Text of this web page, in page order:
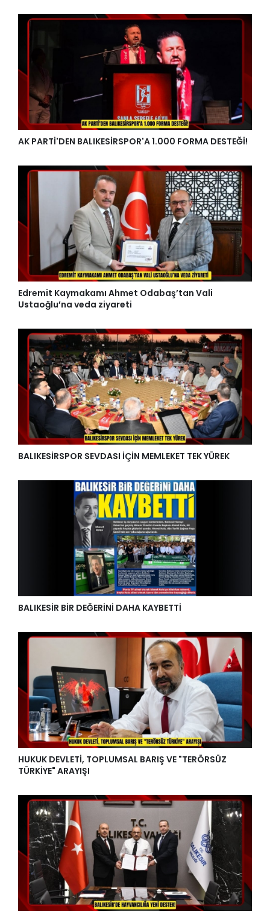
AK PARTİ'DEN BALIKESİRSPOR'A 1.000 FORMA DESTEĞİ!
Edremit Kaymakamı Ahmet Odabaş’tan Vali
Ustaoğlu’na veda ziyareti
BALIKESİRSPOR SEVDASI İÇİN MEMLEKET TEK YÜREK
BALIKESİR BİR DEĞERİNİ DAHA KAYBETTİ
HUKUK DEVLETİ, TOPLUMSAL BARIŞ VE "TERÖRSÜZ
TÜRKİYE" ARAYIŞI